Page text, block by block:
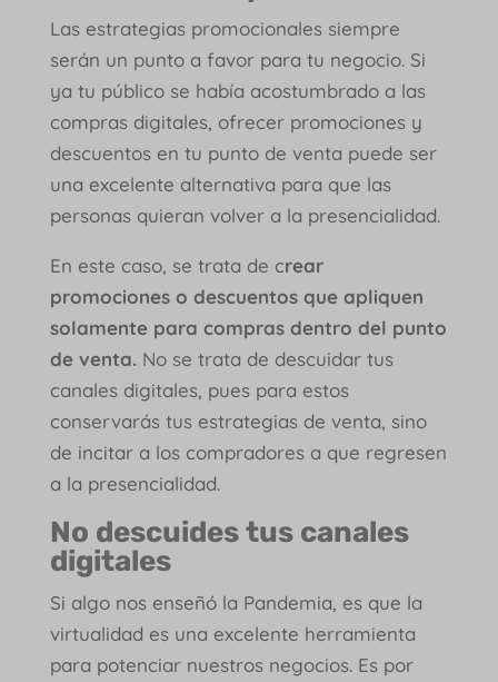
Las estrategias promocionales siempre
serán un punto a favor para tu negocio. Si
ya tu público se había acostumbrado a las
compras digitales, ofrecer promociones y
descuentos en tu punto de venta puede ser
una excelente alternativa para que las
personas quieran volver a la presencialidad.
En este caso, se trata de crear
promociones o descuentos que apliquen
solamente para compras dentro del punto
de venta. No se trata de descuidar tus
canales digitales, pues para estos
conservarás tus estrategias de venta, sino
de incitar a los compradores a que regresen
a la presencialidad.
No descuides tus canales
digitales
Si algo nos enseñó la Pandemia, es que la
virtualidad es una excelente herramienta
para potenciar nuestros negocios. Es por